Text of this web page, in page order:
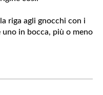
riga agli gnocchi con i
in bocca, più o meno